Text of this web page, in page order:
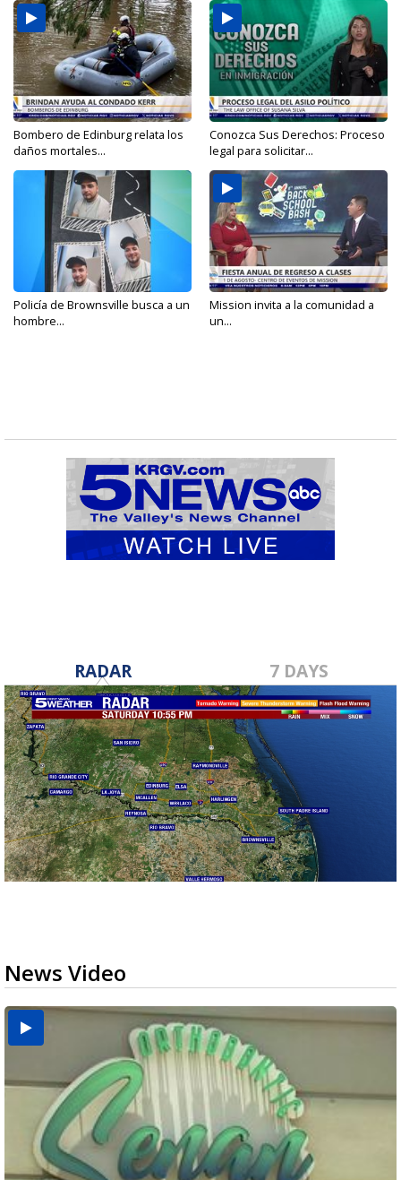
Bombero de Edinburg relata los
daños mortales...
Conozca Sus Derechos: Proceso
legal para solicitar...
Policía de Brownsville busca a un
hombre...
Mission invita a la comunidad a
un...
RADAR 7 DAYS
News Video